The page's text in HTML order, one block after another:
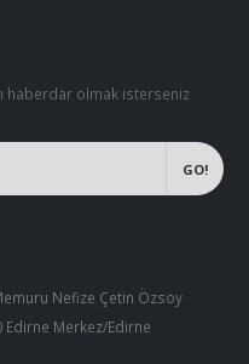
haberdar olmak isterseniz
Nefize Çetin Özsoy
Edirne Merkez/Edirne